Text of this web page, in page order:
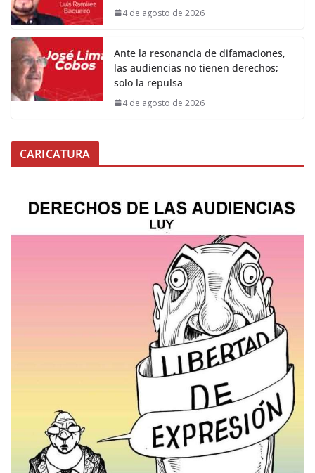
4 de agosto de 2026
Ante la resonancia de difamaciones,
las audiencias no tienen derechos;
solo la repulsa
4 de agosto de 2026
CARICATURA